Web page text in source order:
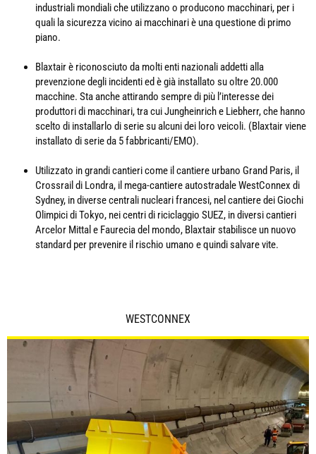
industriali mondiali che utilizzano o producono macchinari, per i
quali la sicurezza vicino ai macchinari è una questione di primo
piano.
Blaxtair è riconosciuto da molti enti nazionali addetti alla
prevenzione degli incidenti ed è già installato su oltre 20.000
macchine. Sta anche attirando sempre di più l’interesse dei
produttori di macchinari, tra cui Jungheinrich e Liebherr, che hanno
scelto di installarlo di serie su alcuni dei loro veicoli. (Blaxtair viene
installato di serie da 5 fabbricanti/EMO).
Utilizzato in grandi cantieri come il cantiere urbano Grand Paris, il
Crossrail di Londra, il mega-cantiere autostradale WestConnex di
Sydney, in diverse centrali nucleari francesi, nel cantiere dei Giochi
Olimpici di Tokyo, nei centri di riciclaggio SUEZ, in diversi cantieri
Arcelor Mittal e Faurecia del mondo, Blaxtair stabilisce un nuovo
standard per prevenire il rischio umano e quindi salvare vite.
WESTCONNEX